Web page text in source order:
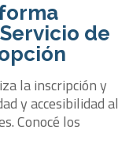
de
la inscripción y
y accesibilidad
Conocé los